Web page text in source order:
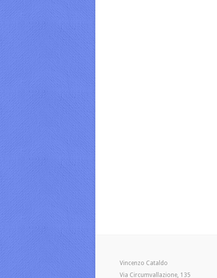
Vincenzo Cataldo
Via Circumvallazione, 135